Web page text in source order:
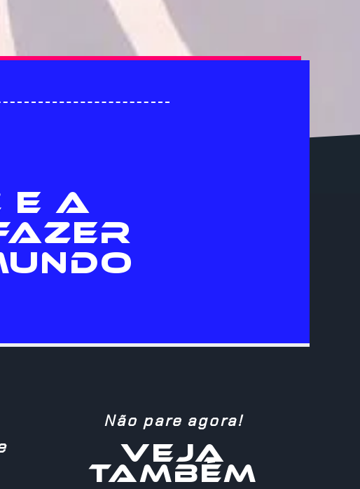
E A
Não pare agora!
VEJA
TAMBÉM